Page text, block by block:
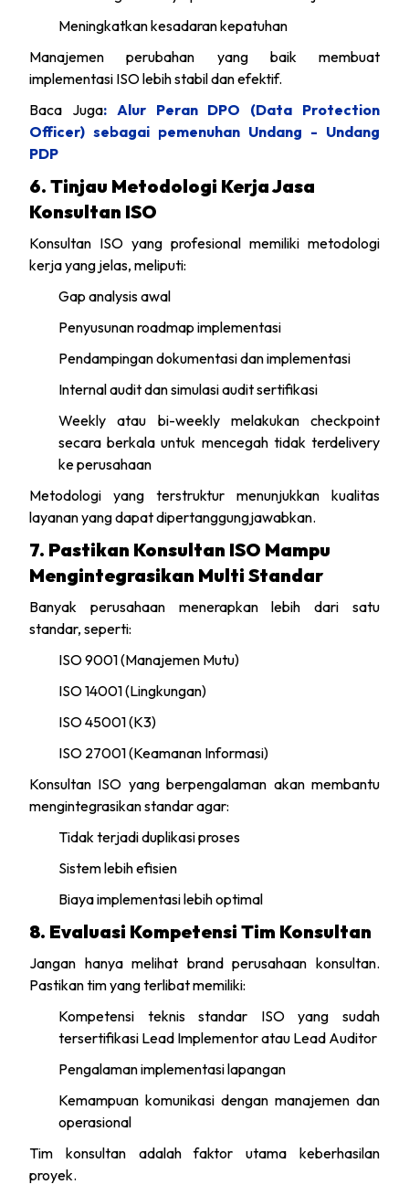
Meningkatkan kesadaran kepatuhan
Manajemen perubahan yang baik membuat
implementasi ISO lebih stabil dan efektif.
Baca Juga: Alur Peran DPO (Data Protection
Officer) sebagai pemenuhan Undang - Undang
PDP
6. Tinjau Metodologi Kerja Jasa
Konsultan ISO
Konsultan ISO yang profesional memiliki metodologi
kerja yang jelas, meliputi:
Gap analysis awal
Penyusunan roadmap implementasi
Pendampingan dokumentasi dan implementasi
Internal audit dan simulasi audit sertifikasi
Weekly atau bi-weekly melakukan checkpoint
secara berkala untuk mencegah tidak terdelivery
ke perusahaan
Metodologi yang terstruktur menunjukkan kualitas
layanan yang dapat dipertanggungjawabkan.
7. Pastikan Konsultan ISO Mampu
Mengintegrasikan Multi Standar
Banyak perusahaan menerapkan lebih dari satu
standar, seperti:
ISO 9001 (Manajemen Mutu)
ISO 14001 (Lingkungan)
ISO 45001 (K3)
ISO 27001 (Keamanan Informasi)
Konsultan ISO yang berpengalaman akan membantu
mengintegrasikan standar agar:
Tidak terjadi duplikasi proses
Sistem lebih efisien
Biaya implementasi lebih optimal
8. Evaluasi Kompetensi Tim Konsultan
Jangan hanya melihat brand perusahaan konsultan.
Pastikan tim yang terlibat memiliki:
Kompetensi teknis standar ISO yang sudah
tersertifikasi Lead Implementor atau Lead Auditor
Pengalaman implementasi lapangan
Kemampuan komunikasi dengan manajemen dan
operasional
Tim konsultan adalah faktor utama keberhasilan
proyek.